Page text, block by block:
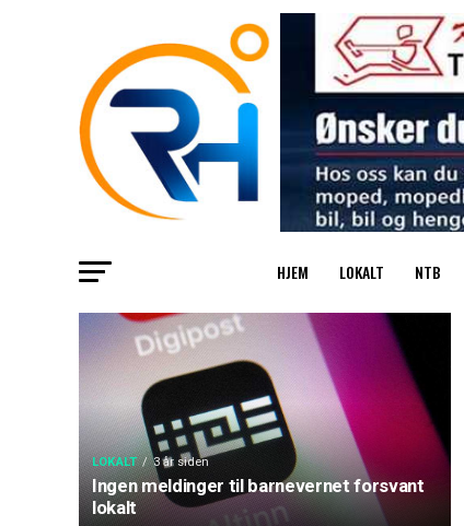
HJEM LOKALT NTB
LOKALT 3 år siden
Ingen meldinger til barnevernet forsvant
lokalt